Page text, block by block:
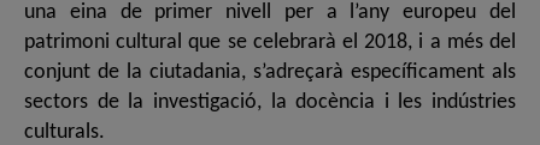
una eina de primer nivell per a l’any europeu del
patrimoni cultural que se celebrarà el 2018, i a més del
conjunt de la ciutadania, s’adreçarà específicament als
sectors de la investigació, la docència i les indústries
culturals.